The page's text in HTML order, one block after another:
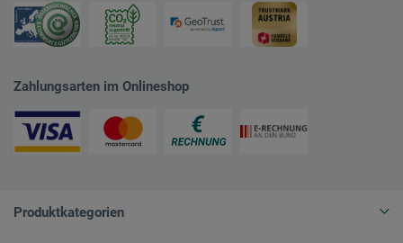
Zahlungsarten im Onlineshop
Produktkategorien